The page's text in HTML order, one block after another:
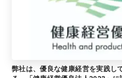
弊社は、優良な健康経営を実践し